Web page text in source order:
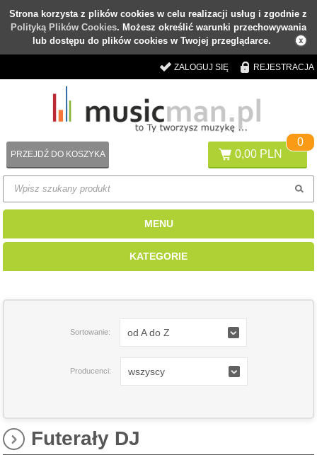
Strona korzysta z plików cookies w celu realizacji usług i zgodnie z
Polityką Plików Cookies. Możesz określić warunki przechowywania
lub dostępu do plików cookies w Twojej przeglądarce.
ZALOGUJ SIĘ REJESTRACJA
0,00 PLN
0
PRZEJDŹ DO KOSZYKA
MENU
KATEGORIE
Sortowanie: od A do Z
Producenci: wszyscy
Futerały DJ